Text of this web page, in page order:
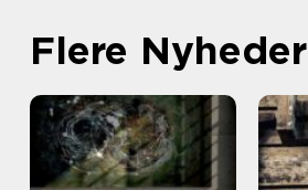
Flere Nyheder